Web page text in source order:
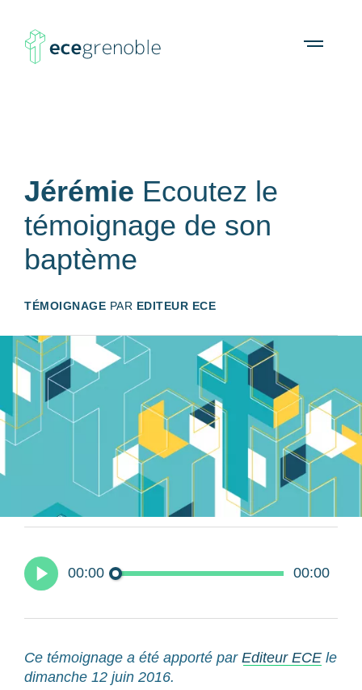
ECE
À propos Agenda RessourcesOpen
Jérémie Ecoutez le
témoignage de son
baptème
TÉMOIGNAGE PAR EDITEUR ECE
00:00 00:00
Ce témoignage a été apporté par Editeur ECE le
dimanche 12 juin 2016.